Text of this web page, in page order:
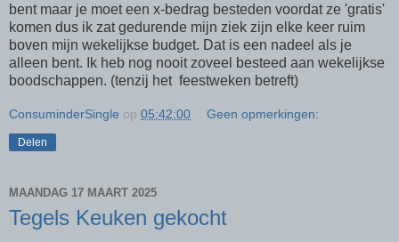
bent maar je moet een x-bedrag besteden voordat ze 'gratis'
komen dus ik zat gedurende mijn ziek zijn elke keer ruim
boven mijn wekelijkse budget. Dat is een nadeel als je
alleen bent. Ik heb nog nooit zoveel besteed aan wekelijkse
boodschappen. (tenzij het feestweken betreft)
ConsuminderSingle op 05:42:00 Geen opmerkingen:
Delen
MAANDAG 17 MAART 2025
Tegels Keuken gekocht